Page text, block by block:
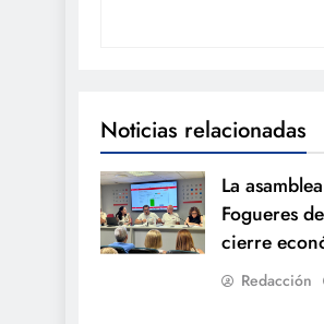
Noticias relacionadas
La
Fogueres
cierre
Redacción